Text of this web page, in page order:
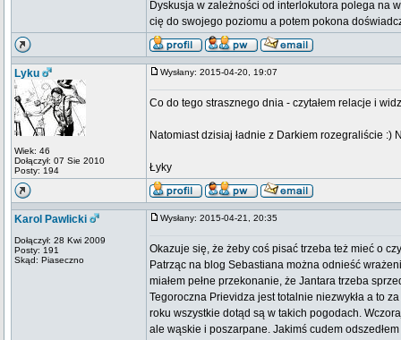
Dyskusja w zależności od interlokutora polega na
cię do swojego poziomu a potem pokona
Lyku
Wiek: 46
Dołączył: 07 Sie 2010
Posty: 194
Wysłany: 2015-04-20, 19:07
Co do tego strasznego dnia - czytałem relacje i
Natomiast dzisiaj ładnie z Darkiem rozegraliście :)
Łyky
Karol Pawlicki
Dołączył: 28 Kwi 2009
Posty: 191
Skąd: Piaseczno
Wysłany: 2015-04-21, 20:35
Okazuje się, że żeby coś pisać trzeba też mieć o
Patrząc na blog Sebastiana można odnieść
miałem pełne przekonanie, że Jantara trzeba
Tegoroczna Prievidza jest totalnie niezwykła a to
roku wszystkie dotąd są w takich pogodach.
ale wąskie i poszarpane. Jakimś cudem